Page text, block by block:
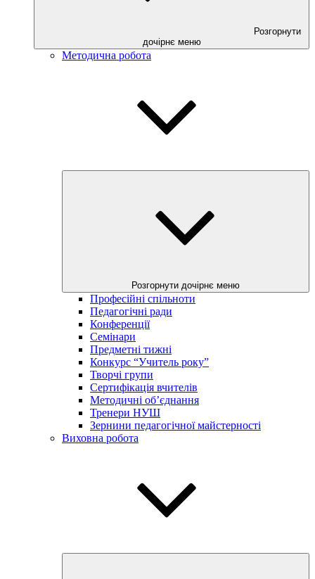
Розгорнути
дочірнє меню
Методична робота
Розгорнути дочірнє меню
Професійні спільноти
Педагогічні ради
Конференції
Семінари
Предметні тижні
Конкурс “Учитель року”
Творчі групи
Сертифікація вчителів
Методичні об’єднання
Тренери НУШ
Зернини педагогічної майстерності
Виховна робота